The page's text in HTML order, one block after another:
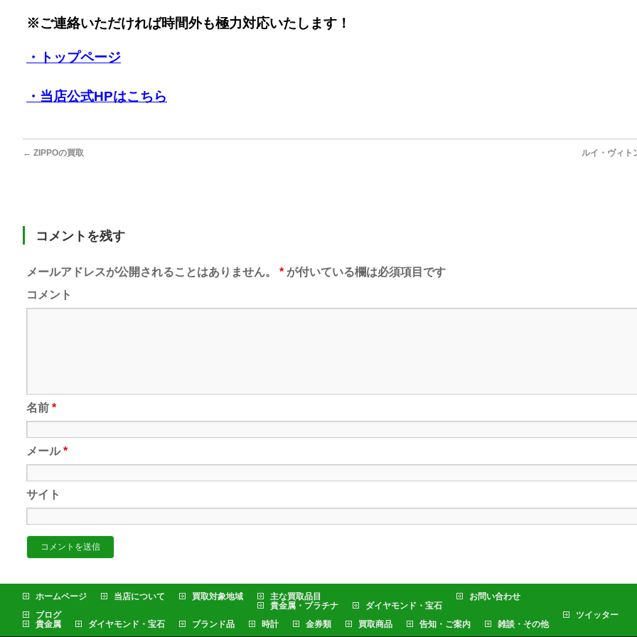
※ご連絡いただければ時間外も極力対応いたします！
・トップページ
・当店公式HPはこちら
← ZIPPOの買取 ルイ・ヴィト
コメントを残す
メールアドレスが公開されることはありません。 * が付いている欄は必須項目です
コメント
名前 *
メール*
サイト
ホームページ 当店について 買取対象地域
主な買取品目
貴金属・プラチナ
ダイヤモンド・宝石
お問い合わせ
ブログ
貴金属
ダイヤモンド・宝石 ブランド品 時計 金券類 買取商品 告知・ご案内 雑談・その他
ツイッター